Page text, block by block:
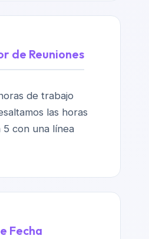
de Reuniones
de trabajo
las horas
con una línea
Fecha